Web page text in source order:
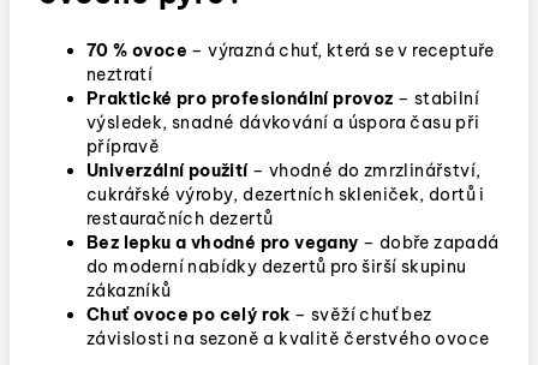
70 % ovoce – výrazná chuť, která se v receptuře
neztratí
Praktické pro profesionální provoz – stabilní
výsledek, snadné dávkování a úspora času při
přípravě
Univerzální použití– vhodné do zmrzlinářství,
cukrářské výroby, dezertních skleniček, dortů i
restauračních dezertů
Bez lepku a vhodné pro vegany – dobře zapadá
do moderní nabídky dezertů pro širší skupinu
zákazníků
Chuť ovoce po celý rok – svěží chuť bez
závislosti na sezoně a kvalitě čerstvého ovoce